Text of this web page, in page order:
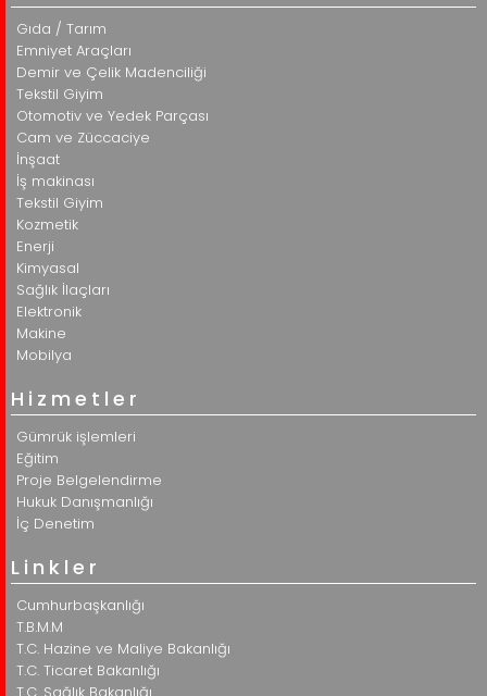
Gıda / Tarım
Emniyet Araçları
Demir ve Çelik Madenciliği
Tekstil Giyim
Otomotiv ve Yedek Parçası
Cam ve Züccaciye
İnşaat
İş makinası
Tekstil Giyim
Kozmetik
Enerji
Kimyasal
Sağlık İlaçları
Elektronik
Makine
Mobilya
Hizmetler
Gümrük işlemleri
Eğitim
Proje Belgelendirme
Hukuk Danışmanlığı
İç Denetim
Linkler
Cumhurbaşkanlığı
T.B.M.M
T.C. Hazine ve Maliye Bakanlığı
T.C. Ticaret Bakanlığı